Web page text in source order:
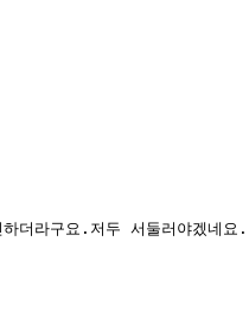
더라구요.저두 서둘러야겠네요.